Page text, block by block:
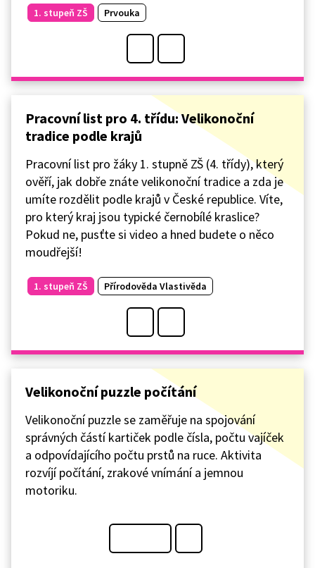
1. stupeň ZŠ Prvouka
Pracovní list pro 4. třídu: Velikonoční
tradice podle krajů
Pracovní list pro žáky 1. stupně ZŠ (4. třídy), který
ověří, jak dobře znáte velikonoční tradice a zda je
umíte rozdělit podle krajů v České republice. Víte,
pro který kraj jsou typické černobílé kraslice?
Pokud ne, pusťte si video a hned budete o něco
moudřejší!
1. stupeň ZŠ Přírodověda Vlastivěda
Velikonoční puzzle počítání
Velikonoční puzzle se zaměřuje na spojování
správných částí kartiček podle čísla, počtu vajíček
a odpovídajícího počtu prstů na ruce. Aktivita
rozvíjí počítání, zrakové vnímání a jemnou
motoriku.